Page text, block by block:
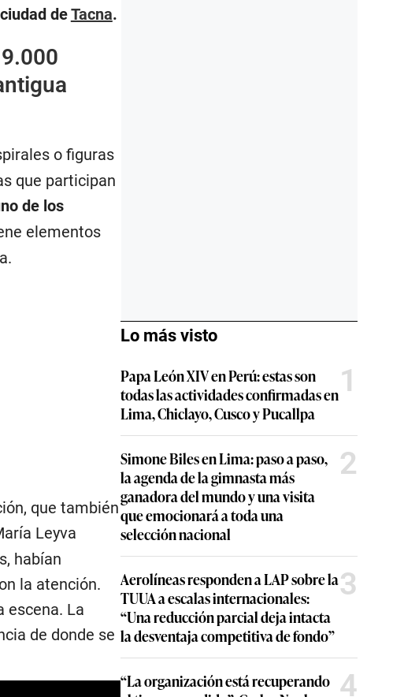
deTacna.
o figuras
que participan
de los
elementos
que también
Leyva
habían
la atención.
escena. La
de donde se
Lo más visto
Papa León XIV en Perú: estas son
todas las actividades confirmadas en
Lima, Chiclayo, Cusco y Pucallpa
1
Simone Biles en Lima: paso a paso,
la agenda de la gimnasta más
ganadora del mundo y una visita
que emocionará a toda una
selección nacional
2
Aerolíneas responden a LAP sobre la
TUUA a escalas internacionales:
“Una reducción parcial deja intacta
la desventaja competitiva de fondo”
3
“La organización está recuperando 4